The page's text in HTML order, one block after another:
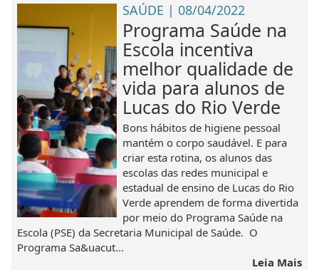
SAÚDE | 08/04/2022
Programa Saúde na
Escola incentiva
melhor qualidade de
vida para alunos de
Lucas do Rio Verde
Bons hábitos de higiene pessoal
mantém o corpo saudável. E para
criar esta rotina, os alunos das
escolas das redes municipal e
estadual de ensino de Lucas do Rio
Verde aprendem de forma divertida
por meio do Programa Saúde na
Escola (PSE) da Secretaria Municipal de Saúde. O
Programa Sa&uacut...
Leia Mais